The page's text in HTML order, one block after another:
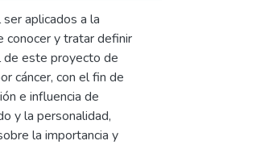
aplicados a la
conocer y tratar definir
de este proyecto de
cáncer, con el fin de
e influencia de
y la personalidad,
la importancia y